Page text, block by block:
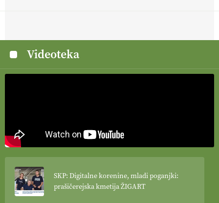
Videoteka
SKP: Digitalne korenine, mladi poganjki:
prašičerejska kmetija ŽIGART